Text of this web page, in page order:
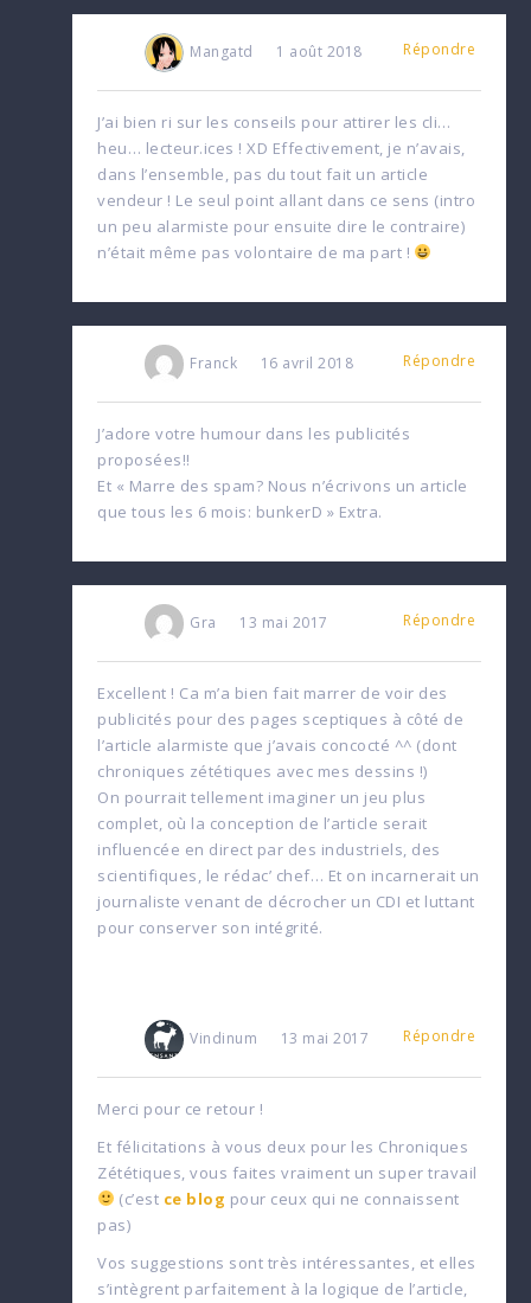
Mangatd 1 août 2018 Répondre
J’ai bien ri sur les conseils pour attirer les cli…
heu… lecteur.ices ! XD Effectivement, je n’avais,
dans l’ensemble, pas du tout fait un article
vendeur ! Le seul point allant dans ce sens (intro
un peu alarmiste pour ensuite dire le contraire)
n’était même pas volontaire de ma part !
Franck 16 avril 2018 Répondre
J’adore votre humour dans les publicités
proposées!!
Et « Marre des spam? Nous n’écrivons un article
que tous les 6 mois: bunkerD » Extra.
Gra 13 mai 2017 Répondre
Excellent ! Ca m’a bien fait marrer de voir des
publicités pour des pages sceptiques à côté de
l’article alarmiste que j’avais concocté ^^ (dont
chroniques zététiques avec mes dessins !)
On pourrait tellement imaginer un jeu plus
complet, où la conception de l’article serait
influencée en direct par des industriels, des
scientifiques, le rédac’ chef… Et on incarnerait un
journaliste venant de décrocher un CDI et luttant
pour conserver son intégrité.
Vindinum 13 mai 2017 Répondre
Merci pour ce retour !
Et félicitations à vous deux pour les Chroniques
Zététiques, vous faites vraiment un super travail
(c’est ce blog pour ceux qui ne connaissent
pas)
Vos suggestions sont très intéressantes, et elles
s’intègrent parfaitement à la logique de l’article,